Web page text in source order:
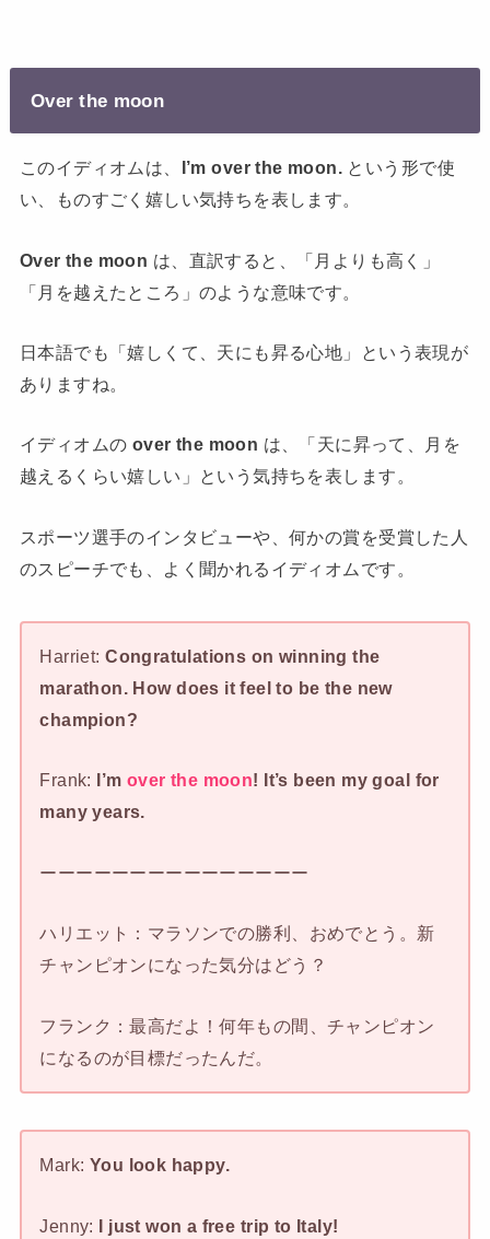
Over the moon
このイディオムは、 I’m over the moon. という形で使
い、ものすごく嬉しい気持ちを表します。
Over the moon は、直訳すると、「月よりも高く」
「月を越えたところ」のような意味です。
日本語でも「嬉しくて、天にも昇る心地」という表現が
ありますね。
イディオムの over the moon は、「天に昇って、月を
越えるくらい嬉しい」という気持ちを表します。
スポーツ選手のインタビューや、何かの賞を受賞した人
のスピーチでも、よく聞かれるイディオムです。
Harriet:Congratulations on winning the
marathon. How does it feel to be the new
champion?
Frank: I’m over the moon! It’s been my goal for
many years.
ーーーーーーーーーーーーーーー
ハリエット：マラソンでの勝利、おめでとう。新
チャンピオンになった気分はどう？
フランク：最高だよ！何年もの間、チャンピオン
になるのが目標だったんだ。
Mark: You look happy.
Jenny: I just won a free trip to Italy!